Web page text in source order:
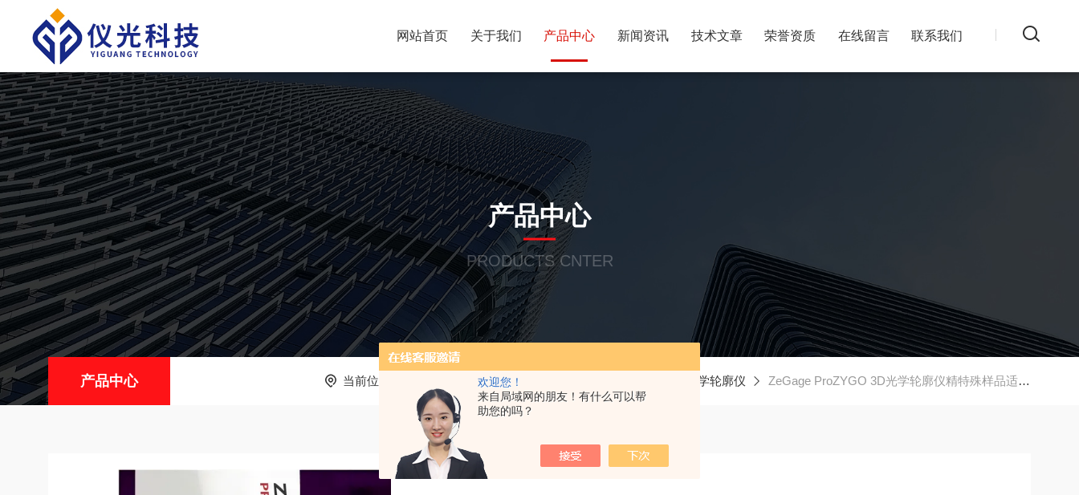
欢迎您！
来自局域网的朋友！有什么可以帮
助您的吗？
网站首页 关于我们 产品中心 新闻资讯 技术文章 荣誉资质 在线留言 联系我们
产品中心
PRODUCTS CNTER
产品中心 当前位置： 产品中心 ZYGO三维光学轮廓仪 ZeGage ProZYGO 3D光学轮廓仪精特殊样品适配方案